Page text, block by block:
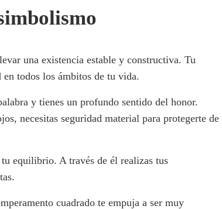
una existencia estable y constructiva. Tu
todos los ámbitos de tu vida.
y tienes un profundo sentido del honor.
necesitas seguridad material para protegerte de
equilibrio. A través de él realizas tus
cuadrado te empuja a ser muy